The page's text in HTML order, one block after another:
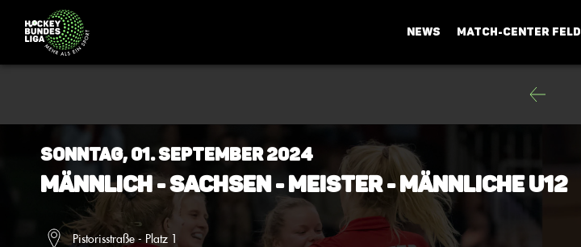
NEWS MATCH-CENTER FELD
Sonntag, 01. September 2024
Männlich - Sachsen - Meister - männliche U12
Pistorisstraße - Platz 1